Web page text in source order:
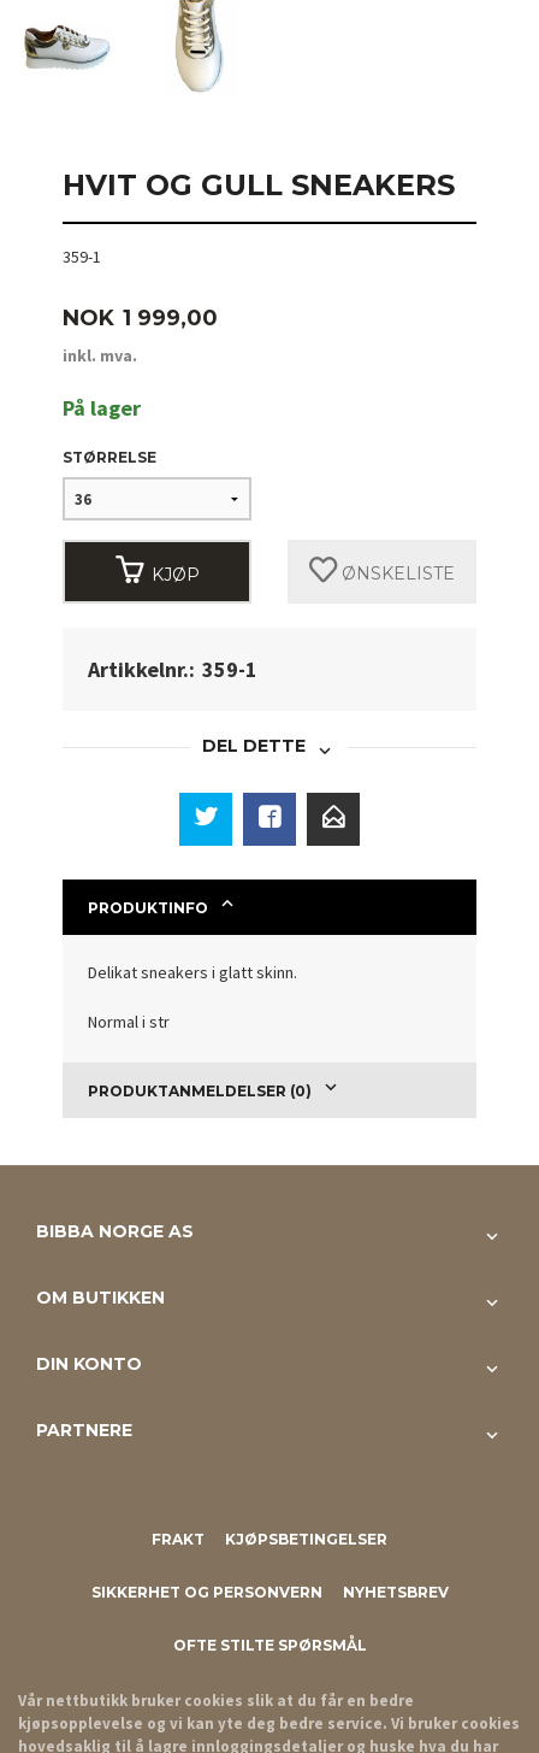
HVIT OG GULL SNEAKERS
359-1
Pris
NOK 1 999,00
inkl. mva.
På lager
STØRRELSE
KJØP ØNSKELISTE
Artikkelnr.: 359-1
DEL DETTE
PRODUKTINFO
Delikat sneakers i glatt skinn.
Normal i str
PRODUKTANMELDELSER (0)
BIBBA NORGE AS
OM BUTIKKEN
DIN KONTO
PARTNERE
FRAKT KJØPSBETINGELSER
SIKKERHET OG PERSONVERN NYHETSBREV
OFTE STILTE SPØRSMÅL
Vår nettbutikk bruker cookies slik at du får en bedre
kjøpsopplevelse og vi kan yte deg bedre service. Vi bruker cookies
hovedsaklig til å lagre innloggingsdetaljer og huske hva du har